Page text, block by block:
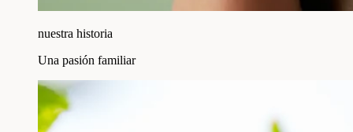
nuestra historia
Una pasión familiar